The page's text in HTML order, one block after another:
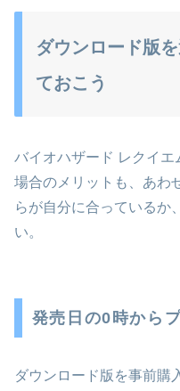
ダウンロード版
ておこう
バイオハザード レクイ
場合のメリットも、あわ
らが自分に合っているか
い。
発売日の0時から
ダウンロード版を事前購